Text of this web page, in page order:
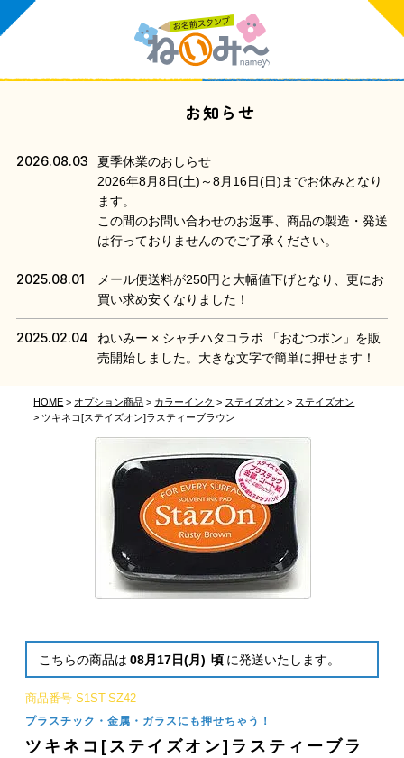
お知らせ
2026.08.03
夏季休業のおしらせ
2026年8月8日(土)～8月16日(日)までお休みとなり
ます。
この間のお問い合わせのお返事、商品の製造・発送
は行っておりませんのでご了承ください。
2025.08.01
メール便送料が250円と大幅値下げとなり、更にお
買い求め安くなりました！
2025.02.04
ねいみー × シャチハタコラボ 「おむつポン」を販
売開始しました。大きな文字で簡単に押せます！
HOME オプション商品 カラーインク ステイズオン
ステイズオン
ツキネコ[ステイズオン]ラスティーブラウン
こちらの商品は 08月17日(月) 頃 に発送いたします。
商品番号 S1ST-SZ42
プラスチック・金属・ガラスにも押せちゃう！
ツキネコ[ステイズオン]ラスティーブラ